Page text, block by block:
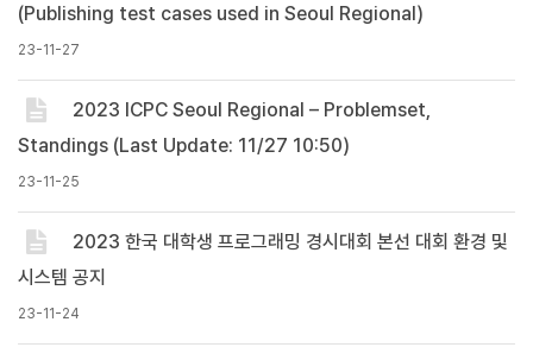
(Publishing test cases used in Seoul Regional)
23-11-27
2023 ICPC Seoul Regional – Problemset,
Standings (Last Update: 11/27 10:50)
23-11-25
2023 한국 대학생 프로그래밍 경시대회 본선 대회 환경 및
시스템 공지
23-11-24